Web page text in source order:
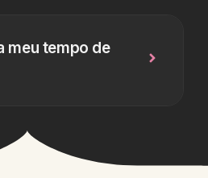
meu tempo de